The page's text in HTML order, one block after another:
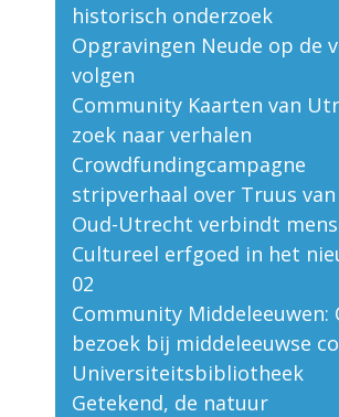
historisch onderzoek
Opgravingen Neude op de
volgen
Community Kaarten van
zoek naar verhalen
Crowdfundingcampagne
stripverhaal over Truus
Oud-Utrecht verbindt
Cultureel erfgoed in het
02
Community Middeleeuwen:
bezoek bij middeleeuwse
Universiteitsbibliotheek
Getekend, de natuur